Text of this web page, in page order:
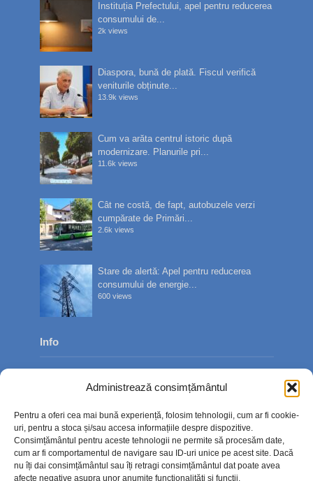
Administrează consimțământul
Pentru a oferi cea mai bună experiență, folosim tehnologii, cum ar fi cookie-
uri, pentru a stoca și/sau accesa informațiile despre dispozitive.
Consimțământul pentru aceste tehnologii ne permite să procesăm date,
cum ar fi comportamentul de navigare sau ID-uri unice pe acest site. Dacă
nu îți dai consimțământul sau îți retragi consimțământul dat poate avea
afecte negative asupra unor anumite funcționalități și funcții.
Instituția Prefectului, apel pentru reducerea
consumului de...
2k views
Diaspora, bună de plată. Fiscul verifică
veniturile obținute...
13.9k views
Cum va arăta centrul istoric după
modernizare. Planurile pri...
11.6k views
Cât ne costă, de fapt, autobuzele verzi
cumpărate de Primări...
2.6k views
Stare de alertă: Apel pentru reducerea
consumului de energie...
600 views
Info
Contact
Politica de confidențialitate
Politică cookie-uri (UE)